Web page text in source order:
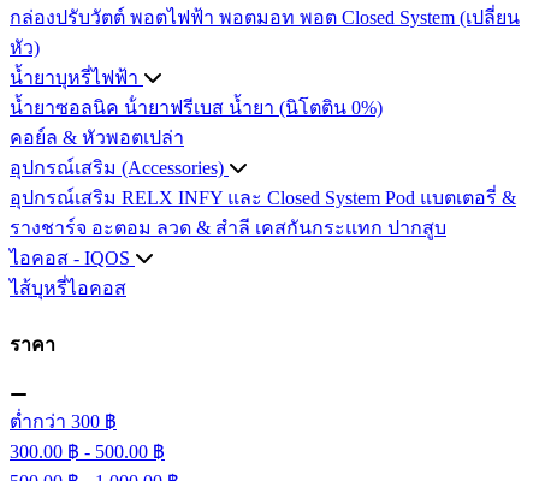
กล่องปรับวัตต์ พอตไฟฟ้า พอตมอท พอต Closed System (เปลี่ยน
หัว)
น้ำยาบุหรี่ไฟฟ้า
น้ำยาซอลนิค น้ํายาฟรีเบส น้ำยา (นิโตติน 0%)
คอย์ล & หัวพอตเปล่า
อุปกรณ์เสริม (Accessories)
อุปกรณ์เสริม RELX INFY และ Closed System Pod แบตเตอรี่ &
รางชาร์จ อะตอม ลวด ​& สำลี เคสกันกระแทก ปากสูบ
ไอคอส - IQOS
ไส้บุหรี่ไอคอส
ราคา
ต่ำกว่า 300 ฿
300.00 ฿ - 500.00 ฿